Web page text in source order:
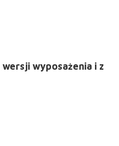
wyposażenia i z